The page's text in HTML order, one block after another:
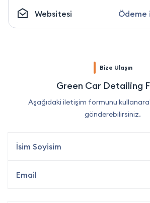
Websitesi Ödeme
Bize Ulaşın
Green Car Detailing
Aşağıdaki iletişim formunu
gönderebilirsiniz.